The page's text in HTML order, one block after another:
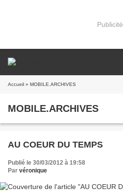
Publicité
Accueil » MOBILE.ARCHIVES
MOBILE.ARCHIVES
AU COEUR DU TEMPS
Publié le 30/03/2012 à 19:58
Par véronique